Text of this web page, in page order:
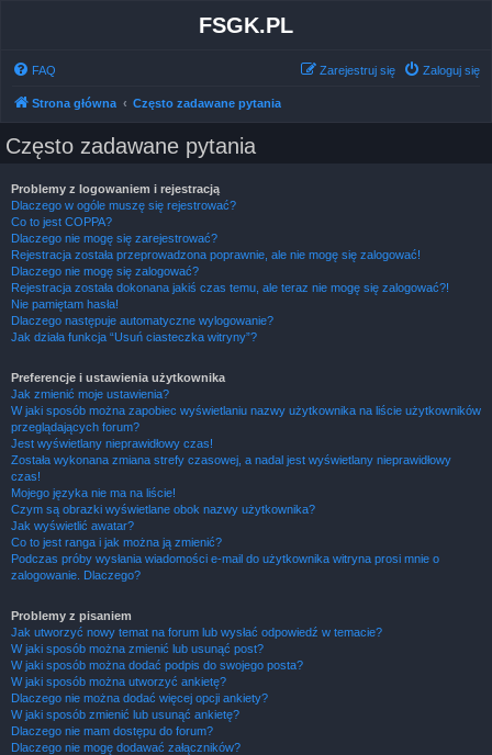
FSGK.PL
FAQ Zaloguj się
Zarejestruj się
Strona główna Często zadawane pytania
Często zadawane pytania
Problemy z logowaniem i rejestracją
Dlaczego w ogóle muszę się rejestrować?
Co to jest COPPA?
Dlaczego nie mogę się zarejestrować?
Rejestracja została przeprowadzona poprawnie, ale nie mogę się zalogować!
Dlaczego nie mogę się zalogować?
Rejestracja została dokonana jakiś czas temu, ale teraz nie mogę się zalogować?!
Nie pamiętam hasła!
Dlaczego następuje automatyczne wylogowanie?
Jak działa funkcja “Usuń ciasteczka witryny”?
Preferencje i ustawienia użytkownika
Jak zmienić moje ustawienia?
W jaki sposób można zapobiec wyświetlaniu nazwy użytkownika na liście użytkowników
przeglądających forum?
Jest wyświetlany nieprawidłowy czas!
Została wykonana zmiana strefy czasowej, a nadal jest wyświetlany nieprawidłowy
czas!
Mojego języka nie ma na liście!
Czym są obrazki wyświetlane obok nazwy użytkownika?
Jak wyświetlić awatar?
Co to jest ranga i jak można ją zmienić?
Podczas próby wysłania wiadomości e-mail do użytkownika witryna prosi mnie o
zalogowanie. Dlaczego?
Problemy z pisaniem
Jak utworzyć nowy temat na forum lub wysłać odpowiedź w temacie?
W jaki sposób można zmienić lub usunąć post?
W jaki sposób można dodać podpis do swojego posta?
W jaki sposób można utworzyć ankietę?
Dlaczego nie można dodać więcej opcji ankiety?
W jaki sposób zmienić lub usunąć ankietę?
Dlaczego nie mam dostępu do forum?
Dlaczego nie mogę dodawać załączników?